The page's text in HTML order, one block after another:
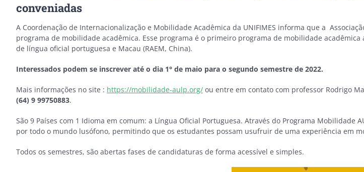
conveniadas
A Coordenação de Internacionalização e Mobilidade Acadêmica da UNIFIMES informa que a
programa de mobilidade acadêmica. Esse programa é o primeiro programa de mobilidade
de língua oficial portuguesa e Macau (RAEM, China).
Interessados podem se inscrever até o dia 1° de maio para o segundo semestre de 2022.
Mais informações no site : https://mobilidade-aulp.org/ou entre em contato com professor Rodrigo
(64) 9 99750883.
São 9 Países com 1 Idioma em comum: a Língua Oficial Portuguesa. Através do Programa
por todo o mundo lusófono, permitindo que os estudantes possam usufruir de uma experiência em
Todos os semestres, são abertas fases de candidaturas de forma acessível e simples.